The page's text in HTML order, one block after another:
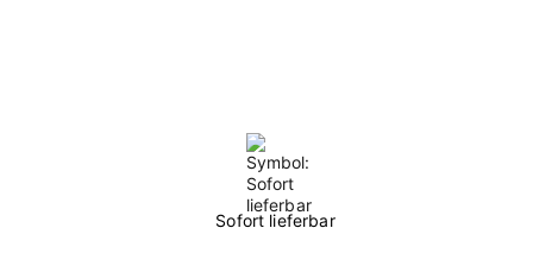
Sofort lieferbar